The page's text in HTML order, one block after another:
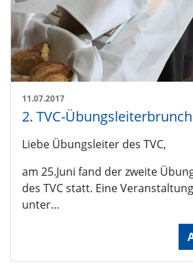
11.07.2017
2. TVC-Übungsleiterbrunch
Liebe Übungsleiter des TVC,
am 25.Juni fand der zweite
des TVC statt. Eine
unter…